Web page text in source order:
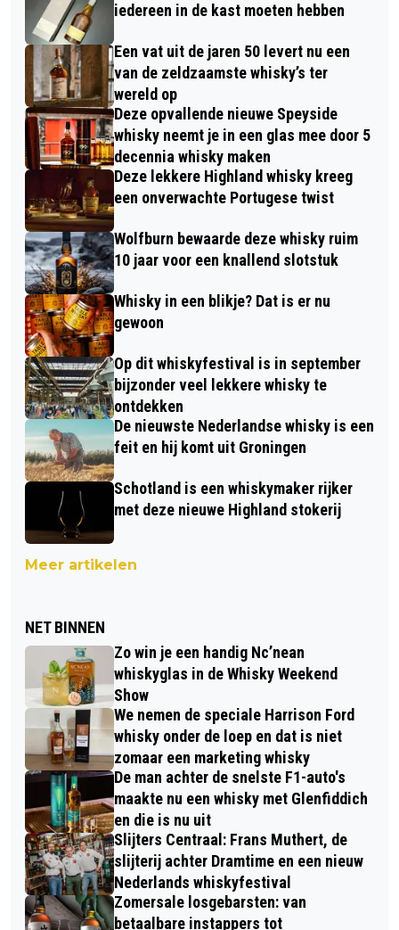
iedereen in de kast moeten hebben
Een vat uit de jaren 50 levert nu een
van de zeldzaamste whisky’s ter
wereld op
Deze opvallende nieuwe Speyside
whisky neemt je in een glas mee door 5
decennia whisky maken
Deze lekkere Highland whisky kreeg
een onverwachte Portugese twist
Wolfburn bewaarde deze whisky ruim
10 jaar voor een knallend slotstuk
Whisky in een blikje? Dat is er nu
gewoon
Op dit whiskyfestival is in september
bijzonder veel lekkere whisky te
ontdekken
De nieuwste Nederlandse whisky is een
feit en hij komt uit Groningen
Schotland is een whiskymaker rijker
met deze nieuwe Highland stokerij
Meer artikelen
NET BINNEN
Zo win je een handig Nc’nean
whiskyglas in de Whisky Weekend
Show
We nemen de speciale Harrison Ford
whisky onder de loep en dat is niet
zomaar een marketing whisky
De man achter de snelste F1-auto's
maakte nu een whisky met Glenfiddich
en die is nu uit
Slijters Centraal: Frans Muthert, de
slijterij achter Dramtime en een nieuw
Nederlands whiskyfestival
Zomersale losgebarsten: van
betaalbare instappers tot